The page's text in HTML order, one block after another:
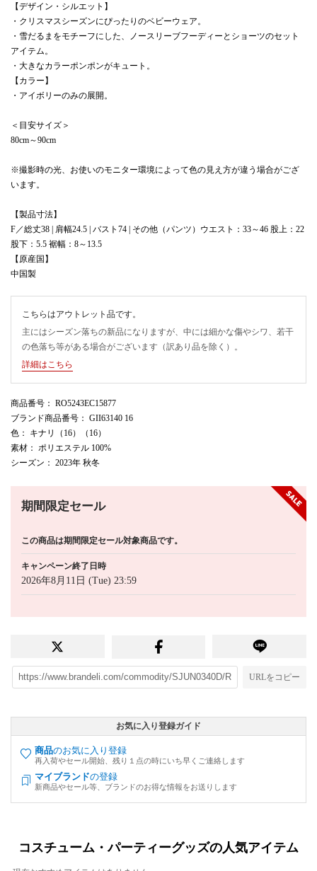
【デザイン・シルエット】
・クリスマスシーズンにぴったりのベビーウェア。
・雪だるまをモチーフにした、ノースリーブフーディーとショーツのセット
アイテム。
・大きなカラーポンポンがキュート。
【カラー】
・アイボリーのみの展開。
＜目安サイズ＞
80cm～90cm
※撮影時の光、お使いのモニター環境によって色の見え方が違う場合がござ
います。
【製品寸法】
F／総丈38 | 肩幅24.5 | バスト74 | その他（パンツ）ウエスト：33～46 股上：22
股下：5.5 裾幅：8～13.5
【原産国】
中国製
こちらはアウトレット品です。
主にはシーズン落ちの新品になりますが、中には細かな傷やシワ、若干
の色落ち等がある場合がございます（訳あり品を除く）。
詳細はこちら
商品番号 ： RO5243EC15877
ブランド商品番号 ： GII63140 16
色 ： キナリ（16）（16）
素材 ： ポリエステル 100%
シーズン ： 2023年 秋冬
期間限定セール
この商品は期間限定セール対象商品です。
キャンペーン終了日時
2026年8月11日 (Tue) 23:59
URLをコピー
お気に入り登録ガイド
商品のお気に入り登録
再入荷やセール開始、残り１点の時にいち早くご連絡します
マイブランドの登録
新商品やセール等、ブランドのお得な情報をお送りします
コスチューム・パーティーグッズの人気アイテム